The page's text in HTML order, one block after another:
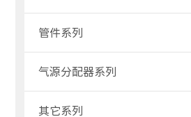
管件系列
气源分配器系列
其它系列